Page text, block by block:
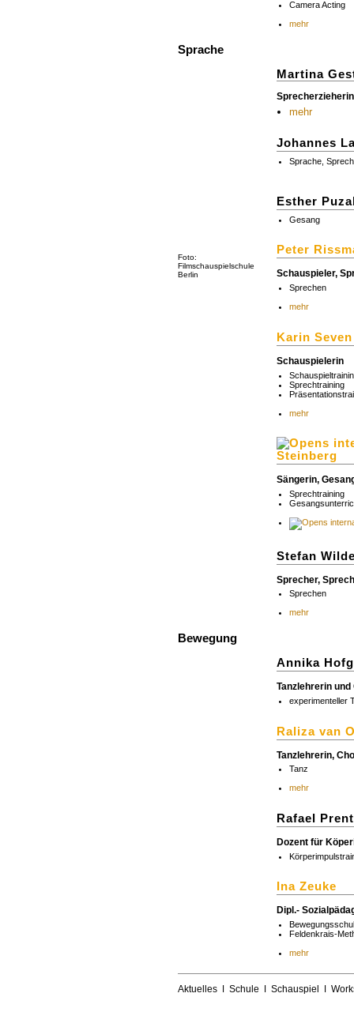
Camera Acting
mehr
Sprache
Martina
Sprecherzieherin
mehr
Johannes
Sprache,
Esther
Gesang
Foto:
Filmschauspielschule
Berlin
Peter
Schauspieler,
Sprechen
mehr
Karin Seven
Schauspielerin
Sprechtraining
mehr
Steinberg
Sängerin,
Sprechtraining
Stefan
Sprecher,
Sprechen
mehr
Bewegung
Annika
Tanzlehrerin
experimenteller
Raliza van
Tanzlehrerin,
Tanz
mehr
Rafael
Dozent für
Ina Zeuke
Dipl.-
Feldenkrais-
mehr
Aktuelles Schule Schauspiel